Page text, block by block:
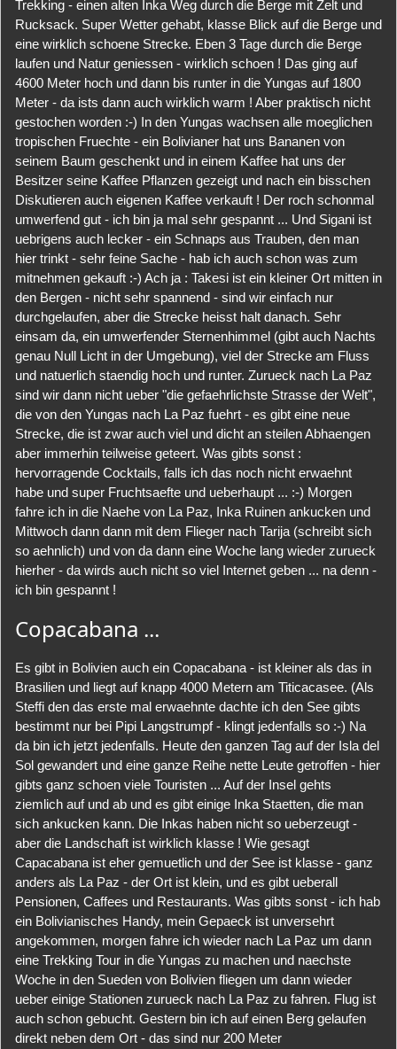
Trekking - einen alten Inka Weg durch die Berge mit Zelt und
Rucksack. Super Wetter gehabt, klasse Blick auf die Berge und
eine wirklich schoene Strecke. Eben 3 Tage durch die Berge
laufen und Natur geniessen - wirklich schoen ! Das ging auf
4600 Meter hoch und dann bis runter in die Yungas auf 1800
Meter - da ists dann auch wirklich warm ! Aber praktisch nicht
gestochen worden :-) In den Yungas wachsen alle moeglichen
tropischen Fruechte - ein Bolivianer hat uns Bananen von
seinem Baum geschenkt und in einem Kaffee hat uns der
Besitzer seine Kaffee Pflanzen gezeigt und nach ein bisschen
Diskutieren auch eigenen Kaffee verkauft ! Der roch schonmal
umwerfend gut - ich bin ja mal sehr gespannt ... Und Sigani ist
uebrigens auch lecker - ein Schnaps aus Trauben, den man
hier trinkt - sehr feine Sache - hab ich auch schon was zum
mitnehmen gekauft :-) Ach ja : Takesi ist ein kleiner Ort mitten in
den Bergen - nicht sehr spannend - sind wir einfach nur
durchgelaufen, aber die Strecke heisst halt danach. Sehr
einsam da, ein umwerfender Sternenhimmel (gibt auch Nachts
genau Null Licht in der Umgebung), viel der Strecke am Fluss
und natuerlich staendig hoch und runter. Zurueck nach La Paz
sind wir dann nicht ueber "die gefaehrlichste Strasse der Welt",
die von den Yungas nach La Paz fuehrt - es gibt eine neue
Strecke, die ist zwar auch viel und dicht an steilen Abhaengen
aber immerhin teilweise geteert. Was gibts sonst :
hervorragende Cocktails, falls ich das noch nicht erwaehnt
habe und super Fruchtsaefte und ueberhaupt ... :-) Morgen
fahre ich in die Naehe von La Paz, Inka Ruinen ankucken und
Mittwoch dann dann mit dem Flieger nach Tarija (schreibt sich
so aehnlich) und von da dann eine Woche lang wieder zurueck
hierher - da wirds auch nicht so viel Internet geben ... na denn -
ich bin gespannt !
Copacabana ...
Es gibt in Bolivien auch ein Copacabana - ist kleiner als das in
Brasilien und liegt auf knapp 4000 Metern am Titicacasee. (Als
Steffi den das erste mal erwaehnte dachte ich den See gibts
bestimmt nur bei Pipi Langstrumpf - klingt jedenfalls so :-) Na
da bin ich jetzt jedenfalls. Heute den ganzen Tag auf der Isla del
Sol gewandert und eine ganze Reihe nette Leute getroffen - hier
gibts ganz schoen viele Touristen ... Auf der Insel gehts
ziemlich auf und ab und es gibt einige Inka Staetten, die man
sich ankucken kann. Die Inkas haben nicht so ueberzeugt -
aber die Landschaft ist wirklich klasse ! Wie gesagt
Capacabana ist eher gemuetlich und der See ist klasse - ganz
anders als La Paz - der Ort ist klein, und es gibt ueberall
Pensionen, Caffees und Restaurants. Was gibts sonst - ich hab
ein Bolivianisches Handy, mein Gepaeck ist unversehrt
angekommen, morgen fahre ich wieder nach La Paz um dann
eine Trekking Tour in die Yungas zu machen und naechste
Woche in den Sueden von Bolivien fliegen um dann wieder
ueber einige Stationen zurueck nach La Paz zu fahren. Flug ist
auch schon gebucht. Gestern bin ich auf einen Berg gelaufen
direkt neben dem Ort - das sind nur 200 Meter